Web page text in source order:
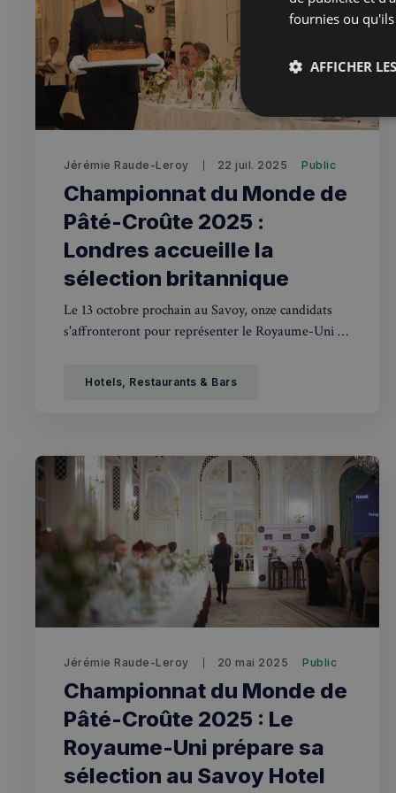
Jérémie Raude-Leroy 22 juil. 2025 Public
Championnat du Monde de
Pâté-Croûte 2025 :
Londres accueille la
sélection britannique
Le 13 octobre prochain au Savoy, onze candidats
s'affronteront pour représenter le Royaume-Uni et
Lyon.Hotels, Restaurants & Bars
Jérémie Raude-Leroy 20 mai 2025 Public
Championnat du Monde de
Pâté-Croûte 2025 : Le
Royaume-Uni prépare sa
sélection au Savoy Hotel
fournies ou
AFFICHER
nécessaires
Les cookies
la gestion des
Nom
CookieScriptConsent
sp_t
Nom
Nom